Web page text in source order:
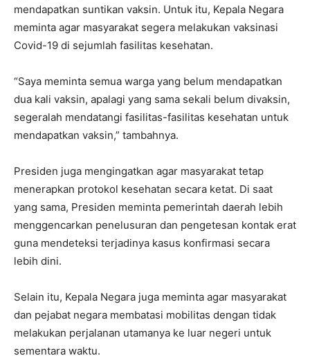
mendapatkan suntikan vaksin. Untuk itu, Kepala Negara
meminta agar masyarakat segera melakukan vaksinasi
Covid-19 di sejumlah fasilitas kesehatan.
“Saya meminta semua warga yang belum mendapatkan
dua kali vaksin, apalagi yang sama sekali belum divaksin,
segeralah mendatangi fasilitas-fasilitas kesehatan untuk
mendapatkan vaksin,” tambahnya.
Presiden juga mengingatkan agar masyarakat tetap
menerapkan protokol kesehatan secara ketat. Di saat
yang sama, Presiden meminta pemerintah daerah lebih
menggencarkan penelusuran dan pengetesan kontak erat
guna mendeteksi terjadinya kasus konfirmasi secara
lebih dini.
Selain itu, Kepala Negara juga meminta agar masyarakat
dan pejabat negara membatasi mobilitas dengan tidak
melakukan perjalanan utamanya ke luar negeri untuk
sementara waktu.